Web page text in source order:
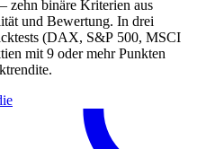
binäre Kriterien aus
und Bewertung. In drei
(DAX, S&P 500, MSCI
mit 9 oder mehr Punkten